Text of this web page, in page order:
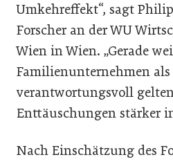
Umkehreffekt“, sagt
Forscher an der WU
Wien in Wien. „Gerade
Familienunternehmen als
verantwortungsvoll
Enttäuschungen stärker
Nach Einschätzung des